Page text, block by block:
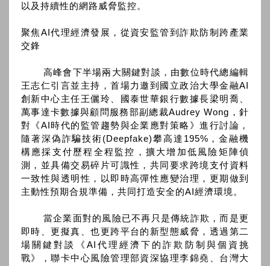
以及持續性的網路威脅監控。
聚焦AI代理經濟發展，從資安監管到詐欺防制跨產業
交鋒
高峰會下半場兩大關鍵對談，由數位時代總編輯
王志仁引言並主持，首場力邀到國立政治大學金融AI
創新中心主任王儷玲、國泰世華銀行數據長梁明喬、
萬事達卡數據與顧問服務部副總裁Audrey Wong，針
對《AI時代的監管趨勢與企業應對策略》進行討論，
隨著深偽詐騙技術(Deepfake)攀高達195%，金融機
構應採支付歷程全程監控，擴大增加低風險矩陣偵
測，並具備交易碎片可識性，共同要求跨境支付資料
一致性與透明性，以即時高彈性應變治理，更期做到
主動性預期合規準備，共同打造安全的AI經濟環境。
當企業面對的風險已不再只是傳統詐欺，而是更
即時、更擬真、也更跨平台的新型態威脅，透過第二
場關鍵對談《AI代理經濟下的詐欺防制與個資挑
戰》，聯卡中心風險管理部資深協理李錦堯、台灣大